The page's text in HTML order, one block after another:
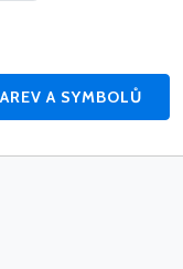
A SYMBOLŮ